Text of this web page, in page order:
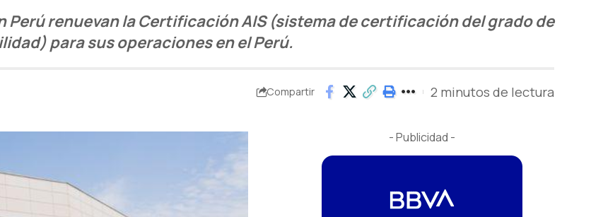
renuevan la Certificación AIS (sistema de certificación del grado de
para sus operaciones en el Perú.
Compartir 2 minutos de lectura
- Publicidad -